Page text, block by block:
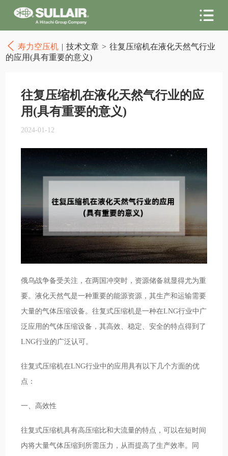
寿力空压机 | 技术文章 > 往复压缩机在液化天然气行业
的应用(具有重要的意义)
往复压缩机在液化天然气行业的应
用(具有重要的意义)
2024-01-12
俄乌战争备受关注，在两国冲突时，资源储备就显得尤为重
要。液化天然气是一种重要的能源资源，其生产和运输需要
大量的气体压缩设备。往复式压缩机是一种在LNG行业中广
泛应用的气体压缩设备，其高效、稳定、安全的特点得到了
LNG行业的广泛认可。
往复式压缩机在LNG行业中的应用具有以下几个方面的优
点：
一、高效性
往复式压缩机具有高压缩比和大流量的特点，可以在短时间
内将大量气体压缩到所需压力，从而提高了生产效率。同